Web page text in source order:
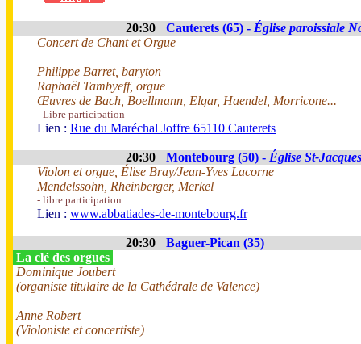
20:30 Cauterets (65) - Église paroissiale
Concert de Chant et Orgue
Philippe Barret, baryton
Raphaël Tambyeff, orgue
Œuvres de Bach, Boellmann, Elgar, Haendel, Morricone...
- Libre participation
Lien : Rue du Maréchal Joffre 65110 Cauterets
20:30 Montebourg (50) - Église St-Jacques
Violon et orgue, Élise Bray/Jean-Yves Lacorne
Mendelssohn, Rheinberger, Merkel
- libre participation
Lien : www.abbatiades-de-montebourg.fr
20:30
Baguer-Pican (35)
La clé des orgues
Dominique Joubert
(organiste titulaire de la Cathédrale de Valence)
Anne Robert
(Violoniste et concertiste)